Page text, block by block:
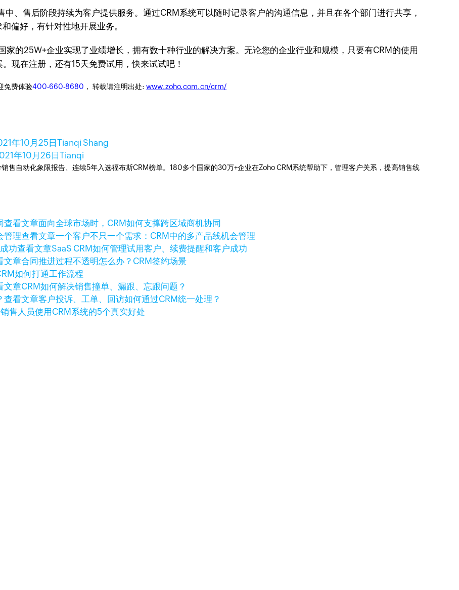
、售后阶段持续为客户提供服务。通过CRM系统可以随时记录客户的沟通信息，并且在各个部门进行共享，
偏好，有针对性地开展业务。
的25W+企业实现了业绩增长，拥有数十种行业的解决方案。无论您的企业行业和规模，只要有CRM的使用
现在注册，还有15天免费试用，快来试试吧！
免费体验400-660-8680 ， 转载请注明出处:www.zoho.com.cn/crm/
年10月25日Tianqi Shang
年10月26日Tianqi
售自动化象限报告、连续5年入选福布斯CRM榜单。180多个国家的30万+企业在Zoho CRM系统帮助下，管理客户关系，提高销售线
查看文章面向全球市场时，CRM如何支撑跨区域商机协同
查看文章一个客户不只一个需求：CRM中的多产品线机会管理
查看文章SaaS CRM如何管理试用客户、续费提醒和客户成功
文章合同推进过程不透明怎么办？CRM签约场景
如何打通工作流程
文章CRM如何解决销售撞单、漏跟、忘跟问题？
查看文章客户投诉、工单、回访如何通过CRM统一处理？
销售人员使用CRM系统的5个真实好处